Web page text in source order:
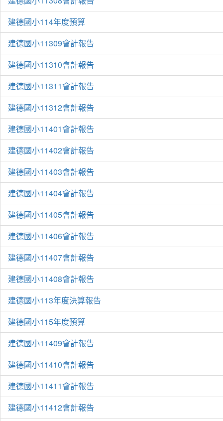
建德國小114年度預算
建德國小11309會計報告
建德國小11310會計報告
建德國小11311會計報告
建德國小11312會計報告
建德國小11401會計報告
建德國小11402會計報告
建德國小11403會計報告
建德國小11404會計報告
建德國小11405會計報告
建德國小11406會計報告
建德國小11407會計報告
建德國小11408會計報告
建德國小113年度決算報告
建德國小115年度預算
建德國小11409會計報告
建德國小11410會計報告
建德國小11411會計報告
建德國小11412會計報告